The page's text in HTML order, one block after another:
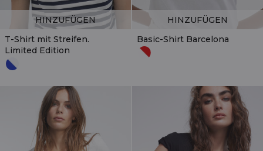
T-Shirt mit Streifen.
Limited Edition
HINZUFÜGEN
Basic-Shirt Barcelona
HINZUFÜGEN